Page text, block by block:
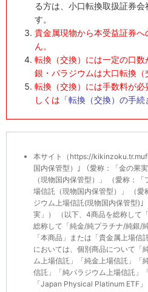
る方は、小口転換取扱証券
す。
貴金属現物から本受益証券
ん。
転換（交換）には一定の口数
銀・パラジウムは大口転換（
転換（交換）には手数料が
しくは 「転換（交換）の手続
本サイト（https://
国内保管型）｣ （愛称：「金の果
（現物国内保管型）」 （愛称：
場信託（現物国内保管型）」 （愛
ジウム上場信託(現物国内保管型)｣
実」） （以下、4商品を総称して
総称して「純金/純プラチナ/純銀/
「本商品」または「貴金属上場
においては、個別商品について「
ム上場信託」「純金上場信託」「
信託」「純パラジウム上場信託」
「Japan Physical Platinum ETF